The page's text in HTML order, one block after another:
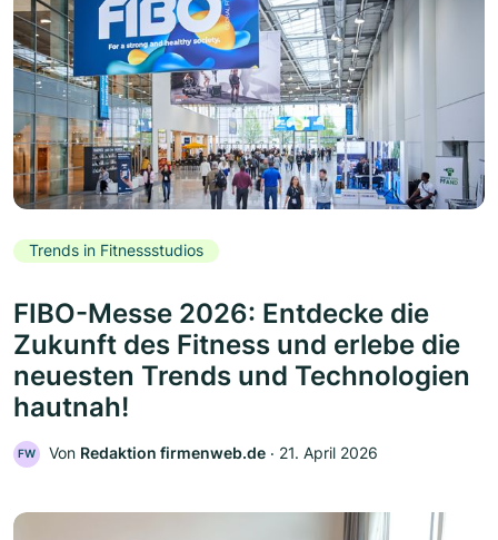
Trends in Fitnessstudios
FIBO-Messe 2026: Entdecke die
Zukunft des Fitness und erlebe die
neuesten Trends und Technologien
hautnah!
FW Von Redaktion firmenweb.de ‧ 21. April 2026